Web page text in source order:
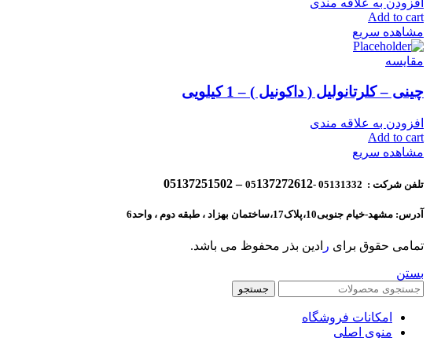
افزودن به علاقه مندی
Add to cart
مشاهده سریع
مقایسه
چینی – کلرتانولیل ( داکونیل ) – 1 کیلویی
افزودن به علاقه مندی
Add to cart
مشاهده سریع
تلفن شرکت : 05131332 -05 137272612 – 05137251502
آدرس: مشهد-خیام جنوبی10،پلاک17،ساختمان بهزاد ، طبقه دوم ، واحد6
تمامی حقوق برای ر ادین بذر محفوظ می باشد.
بستن
جستجو
امکانات فروشگاه
منوی اصلی